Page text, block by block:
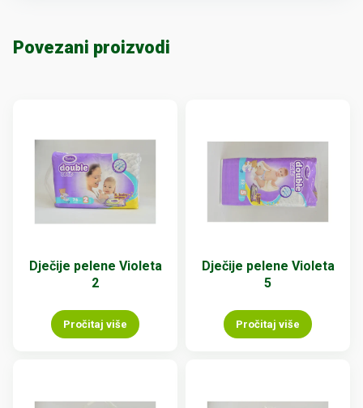
Povezani proizvodi
Dječije pelene Violeta
2
Pročitaj više
Dječije pelene Violeta
5
Pročitaj više